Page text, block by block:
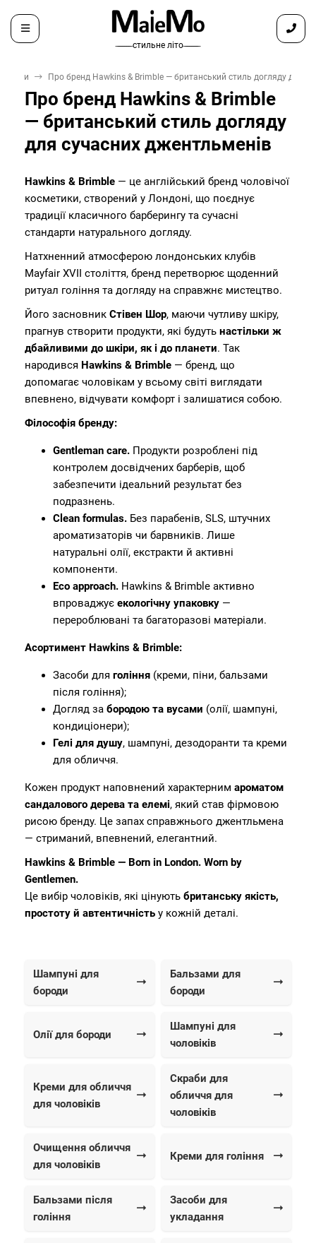
̶ ̶ ̶ ̶ ̶ ̶ ̶ стильне літо ̶ ̶ ̶ ̶ ̶ ̶ ̶
Бренди Про бренд Hawkins & Brimble — британський стиль догляду для
Про бренд Hawkins & Brimble
— британський стиль догляду
для сучасних джентльменів
Hawkins & Brimble — це англійський бренд чоловічої
косметики, створений у Лондоні, що поєднує
традиції класичного барберингу та сучасні
стандарти натурального догляду.
Натхненний атмосферою лондонських клубів
Mayfair XVII століття, бренд перетворює щоденний
ритуал гоління та догляду на справжнє мистецтво.
Його засновник Стівен Шор, маючи чутливу шкіру,
прагнув створити продукти, які будуть настільки ж
дбайливими до шкіри, як і до планети. Так
народився Hawkins & Brimble — бренд, що
допомагає чоловікам у всьому світі виглядати
впевнено, відчувати комфорт і залишатися собою.
Філософія бренду:
Gentleman care. Продукти розроблені під
контролем досвідчених барберів, щоб
забезпечити ідеальний результат без
подразнень.
Clean formulas. Без парабенів, SLS, штучних
ароматизаторів чи барвників. Лише
натуральні олії, екстракти й активні
компоненти.
Eco approach. Hawkins & Brimble активно
впроваджує екологічну упаковку —
перероблювані та багаторазові матеріали.
Асортимент Hawkins & Brimble:
Засоби для гоління (креми, піни, бальзами
після гоління);
Догляд за бородою та вусами (олії, шампуні,
кондиціонери);
Гелі для душу, шампуні, дезодоранти та креми
для обличчя.
Кожен продукт наповнений характерним ароматом
сандалового дерева та елемі, який став фірмовою
рисою бренду. Це запах справжнього джентльмена
— стриманий, впевнений, елегантний.
Hawkins & Brimble — Born in London. Worn by
Gentlemen.
Це вибір чоловіків, які цінують британську якість,
простоту й автентичність у кожній деталі.
Шампуні для
бороди
Бальзами для
бороди
Олії для бороди
Шампуні для
чоловіків
Креми для обличчя
для чоловіків
Скраби для
обличчя для
чоловіків
Очищення обличчя
для чоловіків
Креми для гоління
Бальзами після
гоління
Засоби для
укладання